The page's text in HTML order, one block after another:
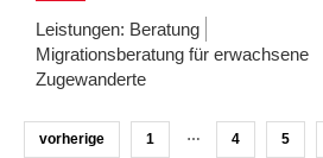
Leistungen: Beratung
Migrationsberatung für erwachsene
Zugewanderte
vorherige 1 … 4 5